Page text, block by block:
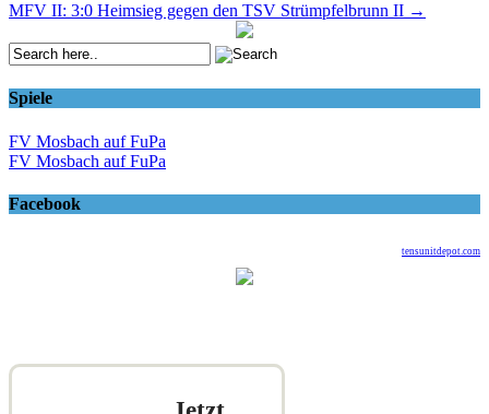
MFV II: 3:0 Heimsieg gegen den TSV Strümpfelbrunn II →
Spiele
FV Mosbach auf FuPa
FV Mosbach auf FuPa
Facebook
tensunitdepot.com